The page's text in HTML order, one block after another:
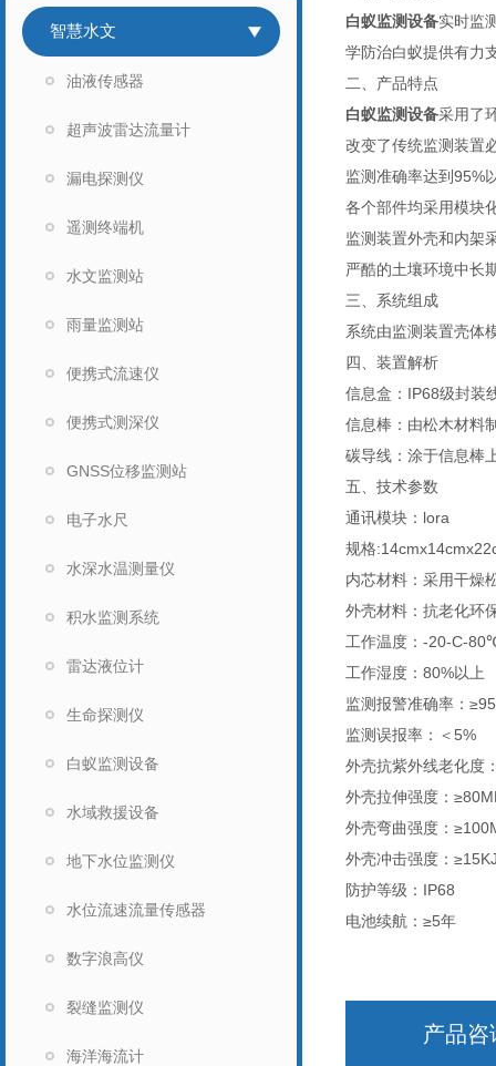
智慧水文
油液传感器
超声波雷达流量计
漏电探测仪
遥测终端机
水文监测站
雨量监测站
便携式流速仪
便携式测深仪
GNSS位移监测站
电子水尺
水深水温测量仪
积水监测系统
雷达液位计
生命探测仪
白蚁监测设备
水域救援设备
地下水位监测仪
水位流速流量传感器
数字浪高仪
裂缝监测仪
海洋海流计
白蚁监测设备实时监
学防治白蚁提供有力
二、产品特点
白蚁监测设备采用了
改变了传统监测装置
监测准确率达到95%
各个部件均采用模块
监测装置外壳和内架
严酷的土壤环境中长
三、系统组成
系统由监测装置壳体
四、装置解析
信息盒：IP68级封装
信息棒：由松木材料
碳导线：涂于信息棒
五、技术参数
通讯模块：lora
规格
内芯材料：采用干燥
外壳材料：抗老化环
工作温度：-20-C-
工作湿度：80%以上
监测报警准确率：
监测误报率：＜5%
外壳抗紫外线老化度
外壳拉伸强度：
外壳弯曲强度：
外壳冲击强度：
防护等级：IP68
电池续航：≥5年
产品咨